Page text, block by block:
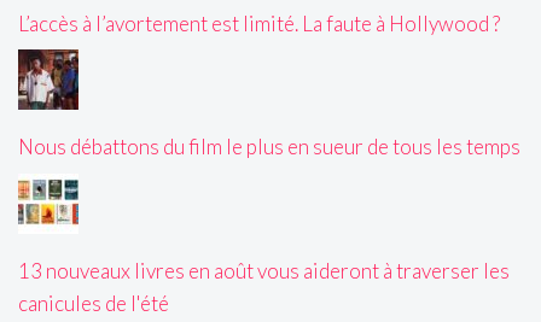
L’accès à l’avortement est limité. La faute à Hollywood ?
Nous débattons du film le plus en sueur de tous les temps
13 nouveaux livres en août vous aideront à traverser les
canicules de l'été